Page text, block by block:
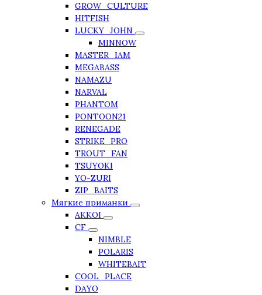
GROW_CULTURE
HITFISH
LUCKY_JOHN
MINNOW
MASTER_IAM
MEGABASS
NAMAZU
NARVAL
PHANTOM
PONTOON21
RENEGADE
STRIKE_PRO
TROUT_FAN
TSUYOKI
YO-ZURI
ZIP_BAITS
Мягкие приманки
AKKOI
CF
NIMBLE
POLARIS
WHITEBAIT
COOL_PLACE
DAYO